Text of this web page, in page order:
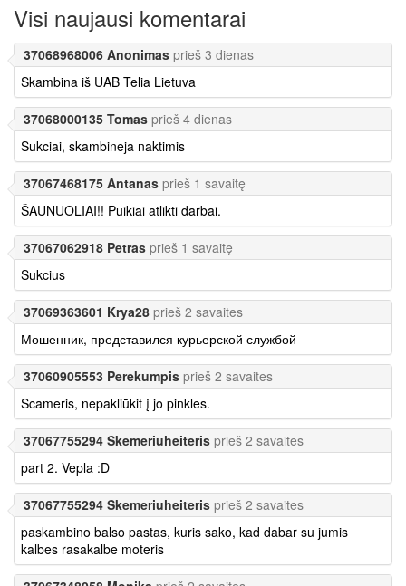
Visi naujausi komentarai
37068968006 Anonimas prieš 3 dienas
Skambina iš UAB Telia Lietuva
37068000135 Tomas prieš 4 dienas
Sukciai, skambineja naktimis
37067468175 Antanas prieš 1 savaitę
ŠAUNUOLIAI!! Puikiai atlikti darbai.
37067062918 Petras prieš 1 savaitę
Sukcius
37069363601 Krya28 prieš 2 savaites
Мошенник, представился курьерской службой
37060905553 Perekumpis prieš 2 savaites
Scameris, nepakliūkit į jo pinkles.
37067755294 Skemeriuheiteris prieš 2 savaites
part 2. Vepla :D
37067755294 Skemeriuheiteris prieš 2 savaites
paskambino balso pastas, kuris sako, kad dabar su jumis
kalbes rasakalbe moteris